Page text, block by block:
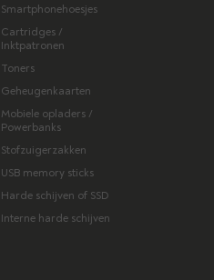
Smartphonehoesjes
Cartridges /
Inktpatronen
Toners
Geheugenkaarten
Mobiele opladers /
Powerbanks
Stofzuigerzakken
USB memory sticks
Harde schijven of SSD
Interne harde schijven